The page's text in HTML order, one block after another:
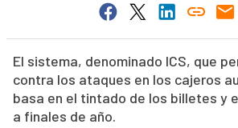
El sistema, denominado ICS, que
contra los ataques en los cajeros
basa en el tintado de los billetes y
a finales de año.